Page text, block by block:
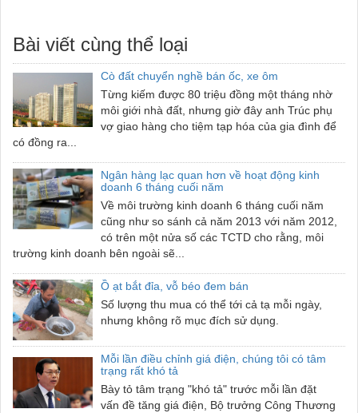
Bài viết cùng thể loại
Cò đất chuyển nghề bán ốc, xe ôm
Từng kiếm được 80 triệu đồng một tháng nhờ
môi giới nhà đất, nhưng giờ đây anh Trúc phụ
vợ giao hàng cho tiệm tạp hóa của gia đình để
có đồng ra...
Ngân hàng lạc quan hơn về hoạt động kinh
doanh 6 tháng cuối năm
Về môi trường kinh doanh 6 tháng cuối năm
cũng như so sánh cả năm 2013 với năm 2012,
có trên một nửa số các TCTD cho rằng, môi
trường kinh doanh bên ngoài sẽ...
Ồ ạt bắt đỉa, vỗ béo đem bán
Số lượng thu mua có thể tới cả tạ mỗi ngày,
nhưng không rõ mục đích sử dụng.
Mỗi lần điều chỉnh giá điện, chúng tôi có tâm
trạng rất khó tả
Bày tỏ tâm trạng "khó tả" trước mỗi lần đặt
vấn đề tăng giá điện, Bộ trưởng Công Thương